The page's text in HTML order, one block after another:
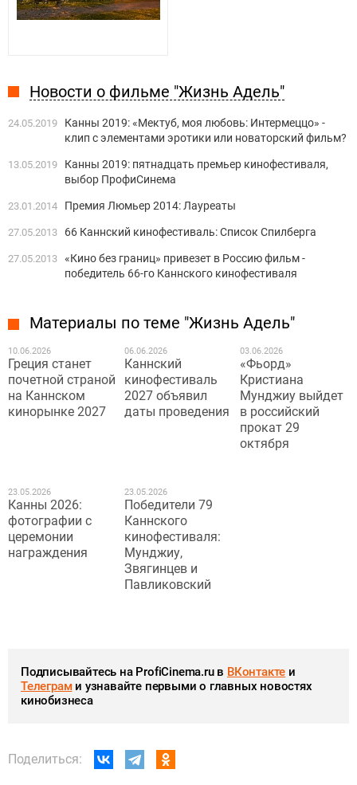
Новости о фильме "Жизнь Адель"
24.05.2019
Канны 2019: «Мектуб, моя любовь: Интермеццо» -
клип с элементами эротики или новаторский фильм?
13.05.2019
Канны 2019: пятнадцать премьер кинофестиваля,
выбор ПрофиСинема
23.01.2014 Премия Люмьер 2014: Лауреаты
27.05.2013 66 Каннский кинофестиваль: Список Спилберга
27.05.2013 «Кино без границ» привезет в Россию фильм -
победитель 66-го Каннского кинофестиваля
Материалы по теме "Жизнь Адель"
10.06.2026
Греция станет ​​
почетной страной
на Каннском
кинорынке 2027
06.06.2026
Каннский
кинофестиваль
2027 объявил
даты проведения
03.06.2026
«Фьорд»
Кристиана
Мунджиу выйдет
в российский
прокат 29
октября
23.05.2026
Канны 2026:
фотографии с
церемонии
награждения
23.05.2026
Победители 79
Каннского
кинофестиваля:
Мунджиу,
Звягинцев и
Павликовский
Подписывайтесь на ProfiCinema.ru в ВКонтакте и
Телеграми узнавайте первыми о главных новостях
кинобизнеса
Поделиться: